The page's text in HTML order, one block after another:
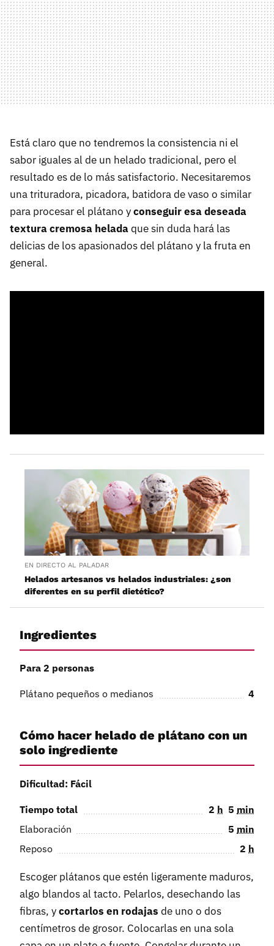
Está claro que no tendremos la consistencia ni el
sabor iguales al de un helado tradicional, pero el
resultado es de lo más satisfactorio. Necesitaremos
una trituradora, picadora, batidora de vaso o similar
para procesar el plátano yconseguir esa deseada
textura cremosa heladaque sin duda hará las
delicias de los apasionados del plátano y la fruta en
general.
EN DIRECTO AL PALADAR
Helados artesanos vs helados industriales: ¿son
diferentes en su perfil dietético?
Ingredientes
Para 2 personas
Plátano pequeños o medianos 4
Cómo hacer helado de plátano con un
solo ingrediente
Dificultad: Fácil
Tiempo total 2 h 5 min
Elaboración
5 min
Reposo
2 h
Escoger plátanos que estén ligeramente maduros,
algo blandos al tacto. Pelarlos, desechando las
fibras, ycortarlos en rodajas de uno o dos
centímetros de grosor. Colocarlas en una sola